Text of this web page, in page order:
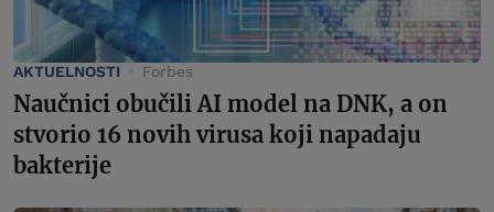
AKTUELNOSTI Forbes
Naučnici obučili AI model na DNK, a on
stvorio 16 novih virusa koji napadaju
bakterije